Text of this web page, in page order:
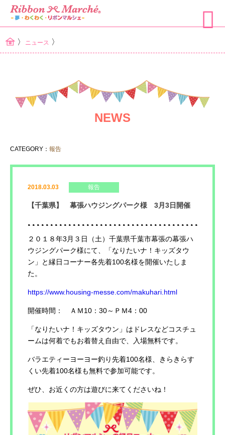
〉 ニュース 〉
NEWS
CATEGORY： 報告
2018.03.03 報告
【千葉県】 幕張ハウジングパーク様 3月3日開催
２０１８年3月３日（土）千葉県千葉市幕張の幕張ハ
ウジングパーク様にて、「なりたいナ！キッズタウ
ン」と縁日コーナー各先着100名様を開催いたしま
た。
https://www.housing-messe.com/makuhari.html
開催時間： ＡＭ10：30～ＰＭ4：00
「なりたいナ！キッズタウン」はドレスなどコスチュ
ームは何着でもお着替え自由で、入場無料です。
バラエティーヨーヨー釣り先着100名様、きらきらす
くい先着100名様も無料で参加可能です。
ぜひ、お近くの方は遊びに来てくださいね！